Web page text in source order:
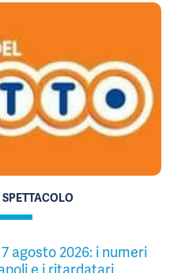
SPETTACOLO
agosto 2026: i numeri
e i ritardatari